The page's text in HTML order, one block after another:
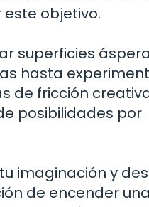
objetivo.
superficies
hasta
de fricción
posibilidades por
imaginación y
de encender una